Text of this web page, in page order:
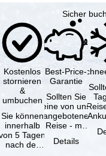
Sicher
Kostenlos
stornieren
&
umbuchen
Sie können
innerhalb
5 Tagen
nach der
Best-Price-
Garantie
Sollten Sie
eine von uns
angebotene
Reise - mit
Verfügbarkeit
Details